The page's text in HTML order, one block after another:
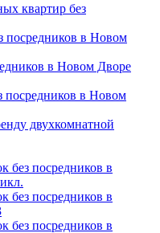
квартир без
посредников в Новом
в Новом Дворе
посредников в Новом
двухкомнатной
без посредников в
без посредников в
без посредников в